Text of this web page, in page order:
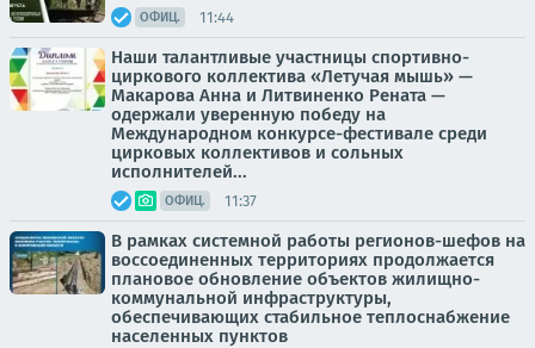
ОФИЦ. 11:44
Наши талантливые участницы спортивно-
циркового коллектива «Летучая мышь» —
Макарова Анна и Литвиненко Рената —
одержали уверенную победу на
Международном конкурсе-фестивале среди
цирковых коллективов и сольных
исполнителей...
ОФИЦ. 11:37
В рамках системной работы регионов-шефов на
воссоединенных территориях продолжается
плановое обновление объектов жилищно-
коммунальной инфраструктуры,
обеспечивающих стабильное теплоснабжение
населенных пунктов